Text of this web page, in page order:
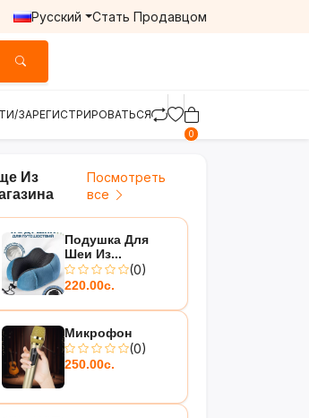
Русский Стать Продавцом
ЗАРЕГИСТРИРОВАТЬСЯ
0
Из
Посмотреть
все
Подушка Для
Шеи Из...
(0)
220.00с.
Микрофон
(0)
250.00с.